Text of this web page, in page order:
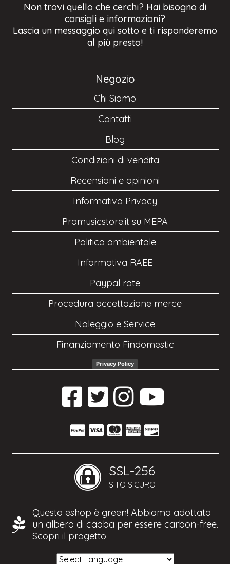
Non trovi quello che cerchi? Hai bisogno di
consigli e informazioni?
Lascia un messaggio qui sotto e ti risponderemo
al più presto!
Negozio
Chi Siamo
Contatti
Blog
Condizioni di vendita
Recensioni e opinioni
Informativa Privacy
Promusicstore.it su MEPA
Politica ambientale
Informativa RAEE
Paypal rate
Procedura accettazione merce
Noleggio e Service
Finanziamento Findomestic
Privacy Policy
SSL-256
SITO SICURO
Questo eshop è green! Abbiamo adottato
un albero di caoba per essere carbon-free.
Scopri il progetto